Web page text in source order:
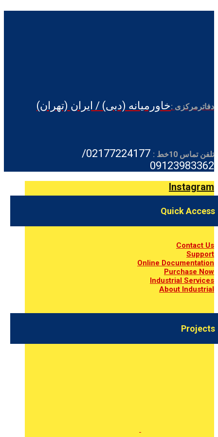
دفاترمرکزی :خاورمیانه (دبی) / ایران (تهران)
تلفن تماس 10خط :
02177224177/
09123983362
Instagram
Quick Access
Contact Us
Support
Online Documentation
Purchase Now
Industrial Services
About Industrial
Projects